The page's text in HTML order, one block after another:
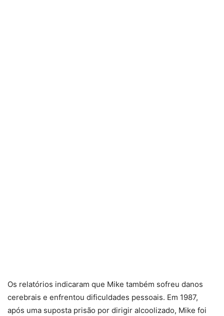
Os relatórios indicaram que Mike também sofreu danos
cerebrais e enfrentou dificuldades pessoais. Em 1987,
após uma suposta prisão por dirigir alcoolizado, Mike foi